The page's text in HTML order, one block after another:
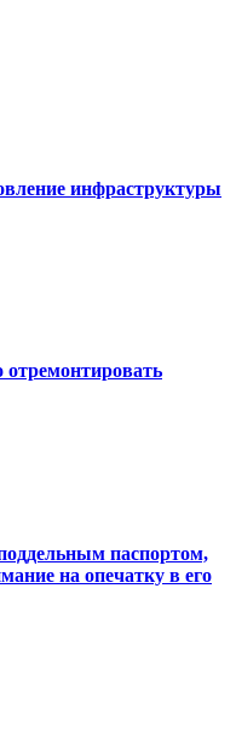
инфраструктуры
паспортом,
на опечатку в его